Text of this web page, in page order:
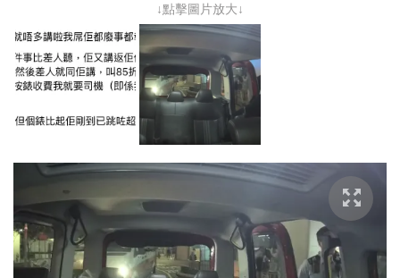
↓點擊圖片放大↓